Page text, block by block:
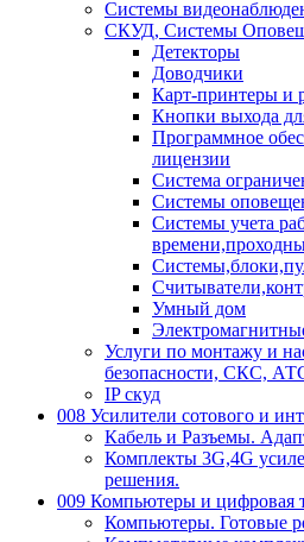
Системы
СКУД, Системы
Детекторы
Доводчики
Карт-принтеры и
Кнопки выхода
Программное
лицензии
Система
Системы
Системы учета
Умный дом
Услуги по монтажу и
безопасности, СКС,
IP скуд
008 Усилители сотового и
Кабель и Разъемы.
Комплекты 3G,4G
решения.
009 Компьютеры и цифровая
Компьютеры. Готовые